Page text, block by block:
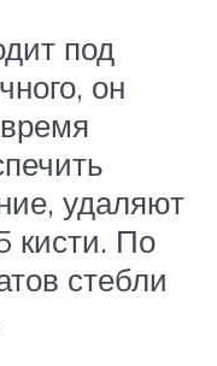
под
он
удаляют
кисти. По
стебли